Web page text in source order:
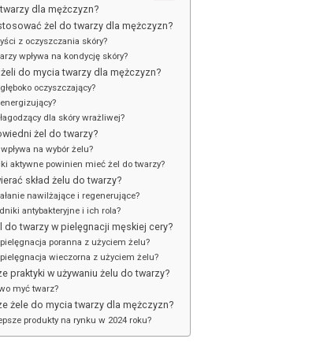
dla mężczyzn?
żel do twarzy dla mężczyzn?
z oczyszczania skóry?
wpływa na kondycję skóry?
do mycia twarzy dla mężczyzn?
oczyszczający?
dla skóry wrażliwej?
żel do twarzy?
na wybór żelu?
aktywne powinien mieć żel do twarzy?
skład żelu do twarzy?
nawilżające i regenerujące?
antybakteryjne i ich rola?
do twarzy w pielęgnacji męskiej cery?
poranna z użyciem żelu?
wieczorna z użyciem żelu?
praktyki w używaniu żelu do twarzy?
myć twarz?
żele do mycia twarzy dla mężczyzn?
produkty na rynku w 2024 roku?